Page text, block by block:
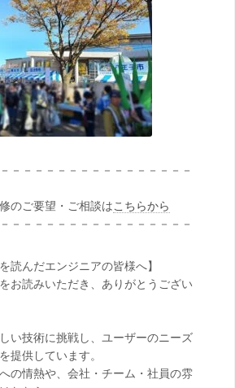
－－－－－－－－－－－－－－－－
のご要望・ご相談はこちらから
－－－－－－－－－－－－－－－－
読んだエンジニアの皆様へ】
お読みいただき、ありがとうござい
い技術に挑戦し、ユーザーのニーズ
提供しています。
の情熱や、会社・チーム・社員の雰